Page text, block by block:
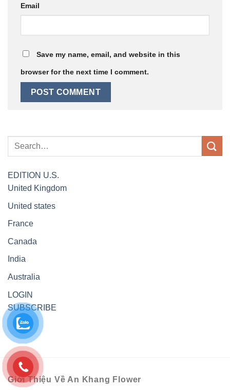
Email
Save my name, email, and website in this
browser for the next time I comment.
EDITION U.S.
United Kingdom
United states
France
Canada
India
Australia
LOGIN
SUBSCRIBE
Giới Thiệu Về An Khang Flower